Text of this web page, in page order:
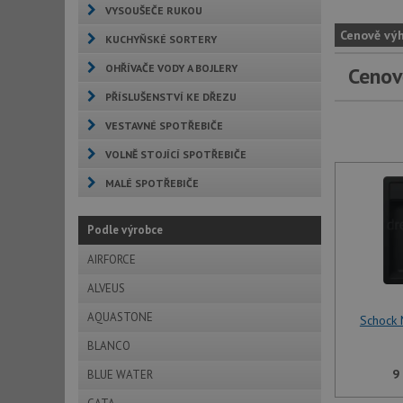
VYSOUŠEČE RUKOU
KUCHYŇSKÉ SORTERY
OHŘÍVAČE VODY A BOJLERY
PŘÍSLUŠENSTVÍ KE DŘEZU
VESTAVNÉ SPOTŘEBIČE
VOLNĚ STOJÍCÍ SPOTŘEBIČE
MALÉ SPOTŘEBIČE
Podle výrobce
AIRFORCE
ALVEUS
AQUASTONE
BLANCO
BLUE WATER
Cenově
Schock
9